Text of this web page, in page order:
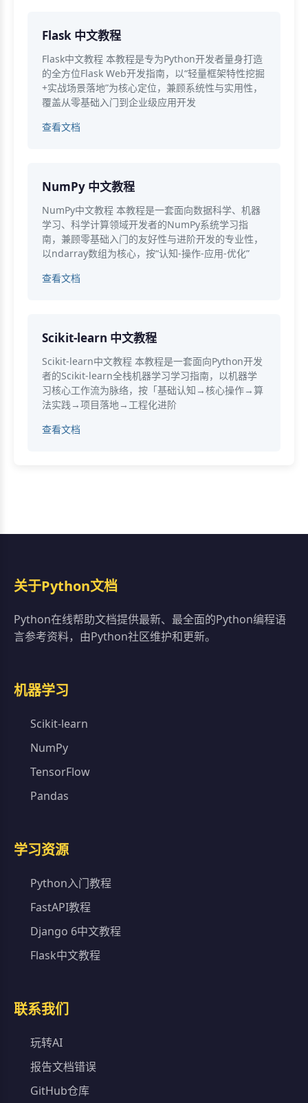
Flask 中文教程
Flask中文教程 本教程是专为Python开发者量身打造
的全方位Flask Web开发指南，以“轻量框架特性挖掘
+实战场景落地”为核心定位，兼顾系统性与实用性，
覆盖从零基础入门到企业级应用开发
查看文档
NumPy 中文教程
NumPy中文教程 本教程是一套面向数据科学、机器
学习、科学计算领域开发者的NumPy系统学习指
南，兼顾零基础入门的友好性与进阶开发的专业性，
以ndarray数组为核心，按“认知-操作-应用-优化”
查看文档
Scikit-learn 中文教程
Scikit-learn中文教程 本教程是一套面向Python开发
者的Scikit-learn全栈机器学习学习指南，以机器学
习核心工作流为脉络，按「基础认知→核心操作→算
法实践→项目落地→工程化进阶
查看文档
关于Python文档
Python在线帮助文档提供最新、最全面的Python编程语
言参考资料，由Python社区维护和更新。
机器学习
Scikit-learn
NumPy
TensorFlow
Pandas
学习资源
Python入门教程
FastAPI教程
Django 6中文教程
Flask中文教程
联系我们
玩转AI
报告文档错误
GitHub仓库